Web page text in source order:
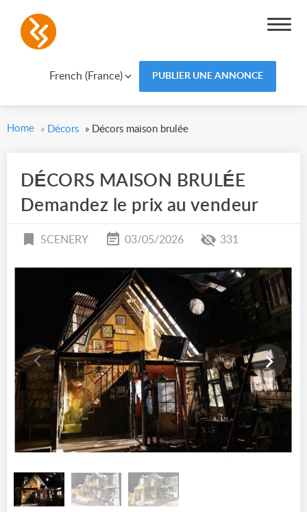
French (France) PUBLIER UNE ANNONCE
Home » Décors » Décors maison brulée
DÉCORS MAISON BRULÉE
Demandez le prix au vendeur
SCENERY 03/05/2026 331